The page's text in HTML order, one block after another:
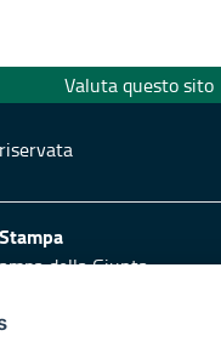
Valuta questo sito
della Giunta
regionale